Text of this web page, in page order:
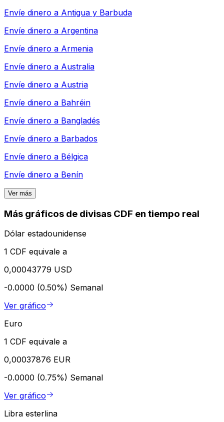
Envíe dinero a Antigua y Barbuda
Envíe dinero a Argentina
Envíe dinero a Armenia
Envíe dinero a Australia
Envíe dinero a Austria
Envíe dinero a Bahréin
Envíe dinero a Bangladés
Envíe dinero a Barbados
Envíe dinero a Bélgica
Envíe dinero a Benín
Ver más
Más gráficos de divisas CDF en tiempo real
Dólar estadounidense
1 CDF equivale a
0,00043779 USD
-0.0000 (0.50%) Semanal
Ver gráfico
Euro
1 CDF equivale a
0,00037876 EUR
-0.0000 (0.75%) Semanal
Ver gráfico
Libra esterlina